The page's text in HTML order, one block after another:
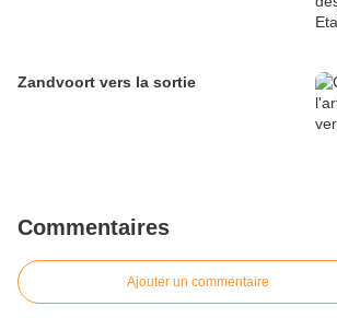
Zandvoort vers la sortie
Commentaires
Ajouter un commentaire